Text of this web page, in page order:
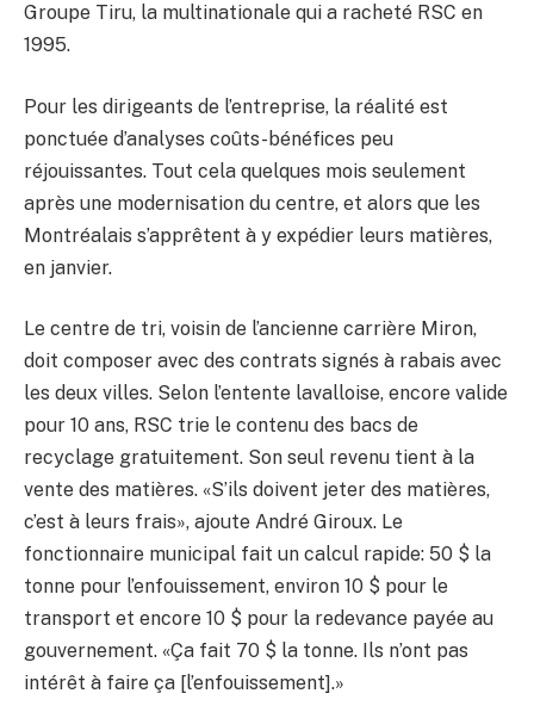
Groupe Tiru, la multinationale qui a racheté RSC en
1995.
Pour les dirigeants de l’entreprise, la réalité est
ponctuée d’analyses coûts-bénéfices peu
réjouissantes. Tout cela quelques mois seulement
après une modernisation du centre, et alors que les
Montréalais s’apprêtent à y expédier leurs matières,
en janvier.
Le centre de tri, voisin de l’ancienne carrière Miron,
doit composer avec des contrats signés à rabais avec
les deux villes. Selon l’entente lavalloise, encore valide
pour 10 ans, RSC trie le contenu des bacs de
recyclage gratuitement. Son seul revenu tient à la
vente des matières. «S’ils doivent jeter des matières,
c’est à leurs frais», ajoute André Giroux. Le
fonctionnaire municipal fait un calcul rapide: 50 $ la
tonne pour l’enfouissement, environ 10 $ pour le
transport et encore 10 $ pour la redevance payée au
gouvernement. «Ça fait 70 $ la tonne. Ils n’ont pas
intérêt à faire ça [l’enfouissement].»